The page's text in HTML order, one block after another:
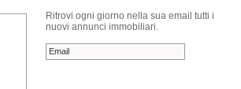
Ritrovi ogni giorno nella sua email tutti i
nuovi annunci immobiliari.